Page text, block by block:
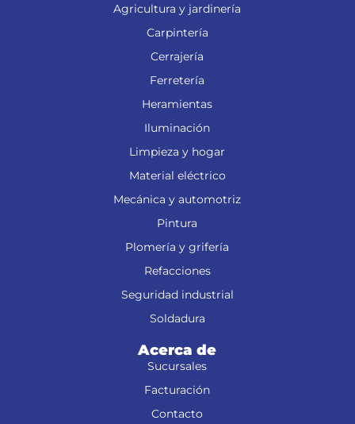
Agricultura y jardinería
Carpintería
Cerrajería
Ferretería
Heramientas
Iluminación
Limpieza y hogar
Material eléctrico
Mecánica y automotriz
Pintura
Plomería y grifería
Refacciones
Seguridad industrial
Soldadura
Acerca de
Sucursales
Facturación
Contacto